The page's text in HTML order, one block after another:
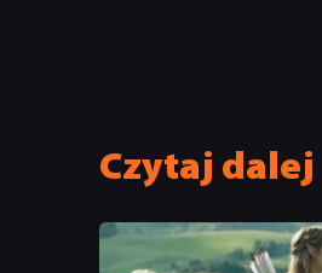
Czytaj dalej